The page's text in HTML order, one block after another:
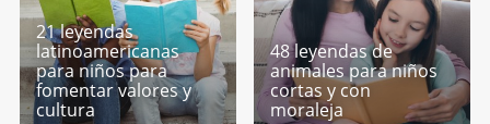
21 leyendas
latinoamericanas
para niños para
fomentar valores y
cultura
48 leyendas de
animales para niños
cortas y con
moraleja